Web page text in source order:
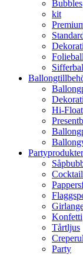
Bubbles
kit
Hi-Float
Party­­produkter
Konfetti
Tårtljus
Party